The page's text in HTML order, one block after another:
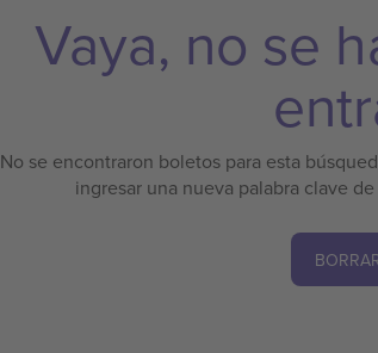
Vaya, no se
No se encontraron boletos para esta
ingresar una nueva palabra clave